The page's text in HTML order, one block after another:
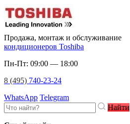
Продажа, монтаж и обслуживание
кондиционеров Toshiba
Пн-Пт: 09:00 — 18:00
8 (495) 740-23-24
WhatsApp Telegram
Найти